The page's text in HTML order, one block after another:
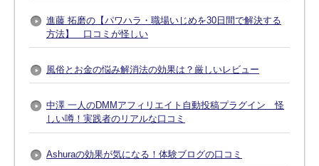
進藤 拓磨の【パワハラ・職場いじめを30日間で解決する
方法】 口コミが怪しい
風俗とお金の悩み解消法の効果は？厳しいレビュー
中澤 一人のDMMアフィリエイト自動投稿プラグイン 怪
しい噂！実践者のリアルな口コミ
Ashuraの効果が気になる！体験ブログの口コミ